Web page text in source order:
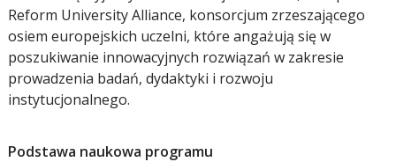
Reform University Alliance, konsorcjum zrzeszającego
osiem europejskich uczelni, które angażują się w
poszukiwanie innowacyjnych rozwiązań w zakresie
prowadzenia badań, dydaktyki i rozwoju
instytucjonalnego.
Podstawa naukowa programu